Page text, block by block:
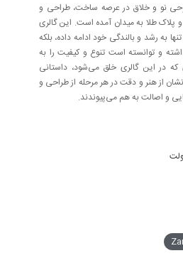
زرخانه از سال 1398 با روحی نو و خلاق در عرصه ساخت، طراحی و
و پلاک طلا به میدان آمده است. این گالری
به رشد و بالندگی خود ادامه داده، بلکه
و توانسته است تنوع و کیفیت را به
در این گالری خلق می‌شود، داستانی
از هنر و دقت در هر مرحله از طراحی و
و اصالت به هم می‌پیوندند.